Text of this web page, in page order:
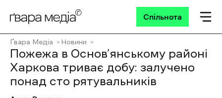
Спільнота
Ґвара Медіа Новини
Пожежа в Основ’янському районі
Харкова триває добу: залучено
понад сто рятувальників